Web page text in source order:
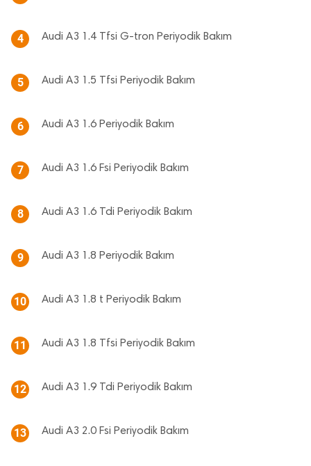
4 Audi A3 1.4 Tfsi G-tron Periyodik Bakım
5 Audi A3 1.5 Tfsi Periyodik Bakım
6 Audi A3 1.6 Periyodik Bakım
7 Audi A3 1.6 Fsi Periyodik Bakım
8 Audi A3 1.6 Tdi Periyodik Bakım
9 Audi A3 1.8 Periyodik Bakım
10 Audi A3 1.8 t Periyodik Bakım
11 Audi A3 1.8 Tfsi Periyodik Bakım
12 Audi A3 1.9 Tdi Periyodik Bakım
13 Audi A3 2.0 Fsi Periyodik Bakım